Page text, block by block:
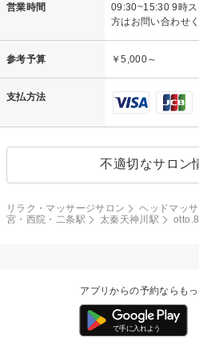
営業時間
09:30~15:30 9時ス
方はお問い合わせ
参考予算 ￥5,000～
支払方法
不適切なサロン
リラク・マッサージサロン ヘッドマッ
宮・西院・二条駅
太秦天神川駅 otto.8
アプリからの予約ならも